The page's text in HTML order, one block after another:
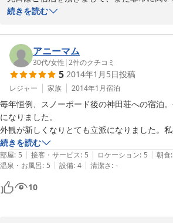
誠にありがとうございます！
田舎の家族経営の民宿ですので、大したお
満足頂けたかなぁと不安でしたが、このよ
変うれしく拝見いたしました。
ご宿泊頂きましたお部屋はお部屋自体は古い
えたお部屋だったので、キレイとお感じ頂
た。
お召し上がり頂きましたお米は、お米だけ買
り頂くお客様もいらっしゃる自慢のお米です
ので、いつでもおっしゃってください　笑
では、またご利用頂けますことを楽しみにし
続きを読む
アニーマム
30代/女性 |2件のクチコミ
5 2014年1月5日投稿
レジャー 家族 2014年1月宿泊
毎年恒例、スノーボード後の神田荘への宿泊
になりました。
外観が新しくなりとても立派になりました。
ンスが良いですね！
また、掃除が行き届いておりとても気持ちが良
何より、旦那様／奥様がいつも和やかで、暖か
自家製米は価格が安いのにとてもおいしかっ
でスノーボードに行くので、帰りに購入したい
続きを読む
部屋: 5 | 接客・サービス: 5 | ロケーション: 5 | 朝食:
温泉・お風呂: 5 | 設備: 4 | 清潔さ: -
10